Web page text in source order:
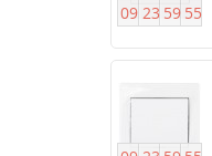
09 23 59 54